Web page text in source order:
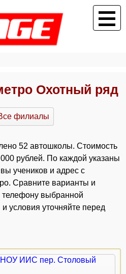
Охотный ряд
филиалы
52 автошколы. Стоимость
рублей. По каждой указаны
учеников и адрес с
Сравните варианты и
выбранной
условия уточняйте перед